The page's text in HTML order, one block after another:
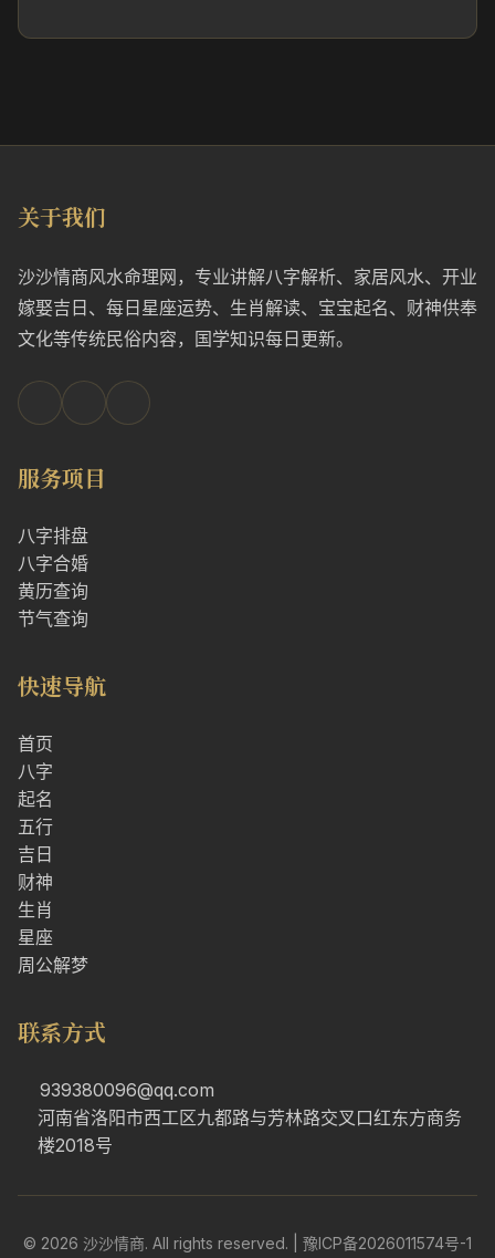
关于我们
沙沙情商风水命理网，专业讲解八字解析、家居风水、开业
嫁娶吉日、每日星座运势、生肖解读、宝宝起名、财神供奉
文化等传统民俗内容，国学知识每日更新。
服务项目
八字排盘
八字合婚
黄历查询
节气查询
快速导航
首页
八字
起名
五行
吉日
财神
生肖
星座
周公解梦
联系方式
939380096@qq.com
河南省洛阳市西工区九都路与芳林路交叉口红东方商务
楼2018号
© 2026 沙沙情商. All rights reserved. | 豫ICP备2026011574号-1